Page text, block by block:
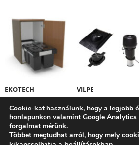
EKOTECH
HULLADÉKGYŰJTŐK
VILPE
Cookie-kat használunk, hogy a legjobb
honlapunkon valamint Google
forgalmat mérünk.
Többet megtudhat arról, hogy mely